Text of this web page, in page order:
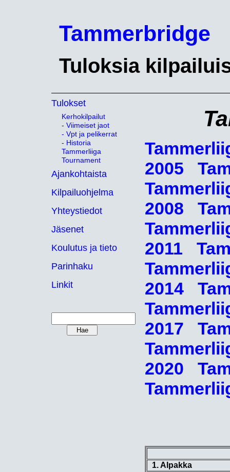
Tammerbridge
Tuloksia
Tulokset
Kerhokilpailut
- Viimeiset jaot
- Vpt ja pelikerrat
- Historia
Tammerliiga
Tournament
Ajankohtaista
Kilpailuohjelma
Yhteystiedot
Jäsenet
Koulutus ja tieto
Parinhaku
Linkit
2005
2008
2011
2014
2017
2020
1. Alpakka